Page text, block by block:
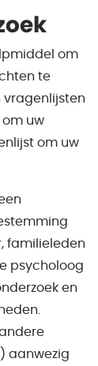
om
te
vragenlijsten
uw
om uw
familieleden
psycholoog
en
aanwezig